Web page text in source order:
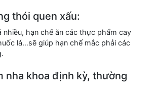
thói quen xấu:
nhiều, hạn chế ăn các thực phẩm cay
lá…sẽ giúp hạn chế mắc phải các
nha khoa định kỳ, thường